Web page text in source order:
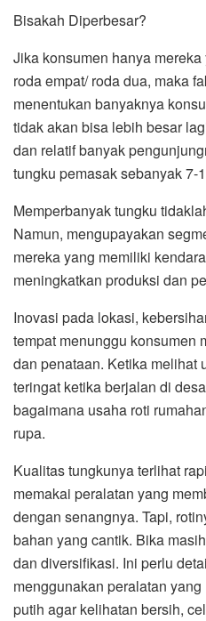
Bisakah Diperbesar?
Jika konsumen hanya
roda empat/ roda dua, maka
menentukan banyaknya
tidak akan bisa lebih besar
dan relatif banyak
tungku pemasak sebanyak 7-
Memperbanyak tungku
Namun, mengupayakan
mereka yang memiliki
meningkatkan produksi dan
Inovasi pada lokasi,
tempat menunggu konsumen
dan penataan. Ketika melihat
teringat ketika berjalan di
bagaimana usaha roti
rupa.
Kualitas tungkunya terlihat
memakai peralatan yang
dengan senangnya. Tapi,
bahan yang cantik. Bika
dan diversifikasi. Ini perlu
menggunakan peralatan
putih agar kelihatan bersih,